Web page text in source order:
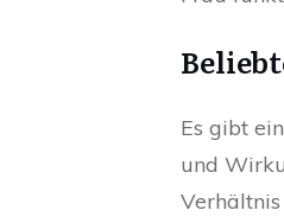
Es gibt
und